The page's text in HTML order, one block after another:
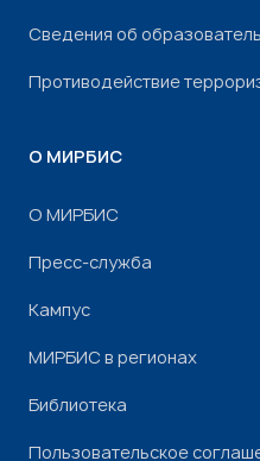
Сведения об
Противодействие
О МИРБИС
О МИРБИС
Пресс-служба
Кампус
МИРБИС в регионах
Библиотека
Пользовательское